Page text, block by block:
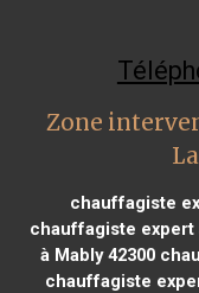
Zone
chauffagiste
chauffagiste expert
à Mably 42300
chauffagiste